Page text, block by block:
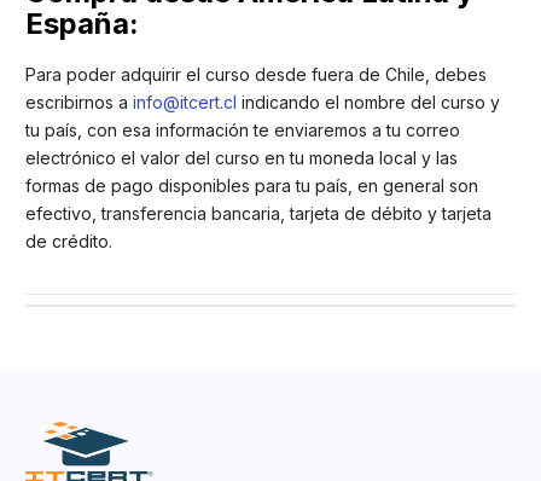
España:
Para poder adquirir el curso desde fuera de Chile, debes
escribirnos a info@itcert.cl indicando el nombre del curso y
tu país, con esa información te enviaremos a tu correo
electrónico el valor del curso en tu moneda local y las
formas de pago disponibles para tu país, en general son
efectivo, transferencia bancaria, tarjeta de débito y tarjeta
de crédito.